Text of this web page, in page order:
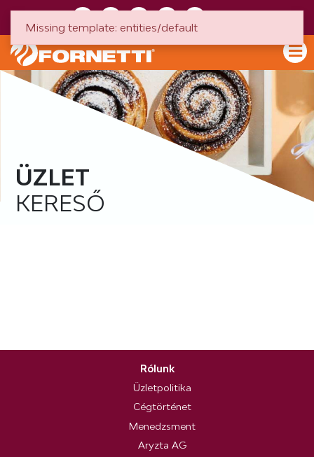
ÜZLET
KERESŐ
Rólunk
Üzletpolitika
Cégtörténet
Menedzsment
Aryzta AG
Missing template: entities/default